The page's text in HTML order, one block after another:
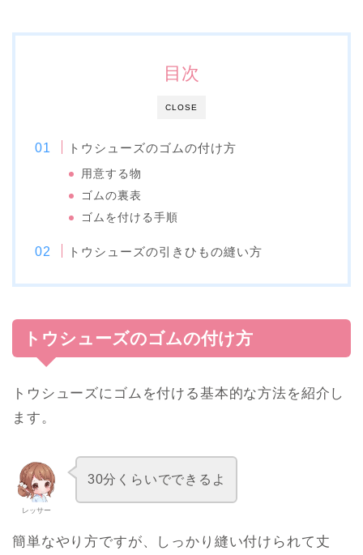
CLOSE
目次
トウシューズのゴムの付け方
用意する物
ゴムの裏表
ゴムを付ける手順
トウシューズの引きひもの縫い方
トウシューズのゴムの付け方
トウシューズにゴムを付ける基本的な方法を紹介し
ます。
レッサー
30分くらいでできるよ
簡単なやり方ですが、しっかり縫い付けられて丈